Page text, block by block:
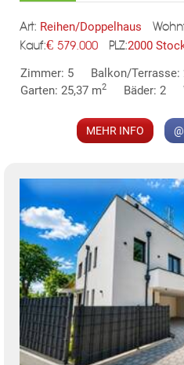
Art: Reihen/Doppelhaus
Kauf:€ 579.000 PLZ:2000
Zimmer: 5
Balkon/Terrasse:
Garten: 25,37 m2 Bäder: 2
MEHR INFO